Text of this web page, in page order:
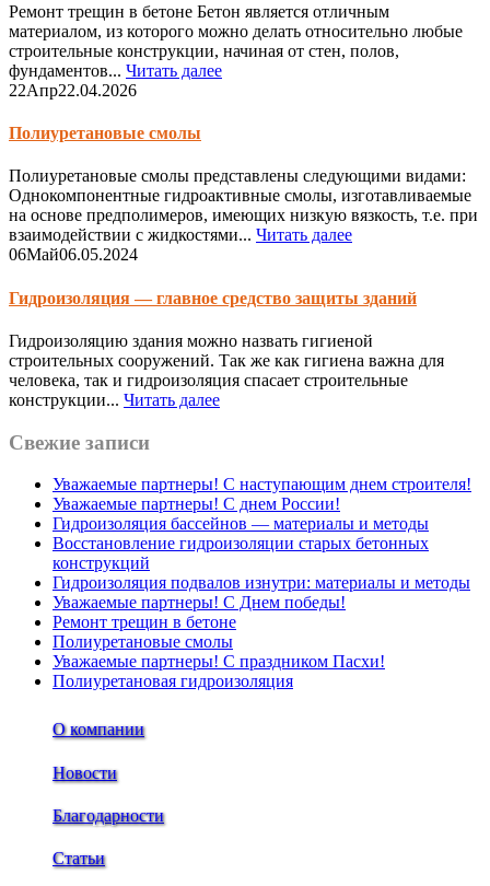
Ремонт трещин в бетоне Бетон является отличным
материалом, из которого можно делать относительно любые
строительные конструкции, начиная от стен, полов,
фундаментов... Читать далее
22Апр22.04.2026
Полиуретановые смолы
Полиуретановые смолы представлены следующими видами:
Однокомпонентные гидроактивные смолы, изготавливаемые
на основе предполимеров, имеющих низкую вязкость, т.е. при
взаимодействии с жидкостями... Читать далее
06Май06.05.2024
Гидроизоляция — главное средство защиты зданий
Гидроизоляцию здания можно назвать гигиеной
строительных сооружений. Так же как гигиена важна для
человека, так и гидроизоляция спасает строительные
конструкции... Читать далее
Свежие записи
Уважаемые партнеры! С наступающим днем строителя!
Уважаемые партнеры! С днем России!
Гидроизоляция бассейнов — материалы и методы
Восстановление гидроизоляции старых бетонных
конструкций
Гидроизоляция подвалов изнутри: материалы и методы
Уважаемые партнеры! С Днем победы!
Ремонт трещин в бетоне
Полиуретановые смолы
Уважаемые партнеры! С праздником Пасхи!
Полиуретановая гидроизоляция
О компании
Новости
Благодарности
Статьи